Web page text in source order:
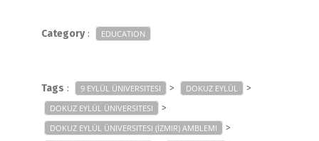
Category: EDUCATION
Tags : 9 EYLÜL ÜNIVERSITESI > DOKUZ EYLÜL >
DOKUZ EYLÜL ÜNIVERSITESI >
DOKUZ EYLÜL ÜNIVERSITESI (İZMIR) AMBLEMI >